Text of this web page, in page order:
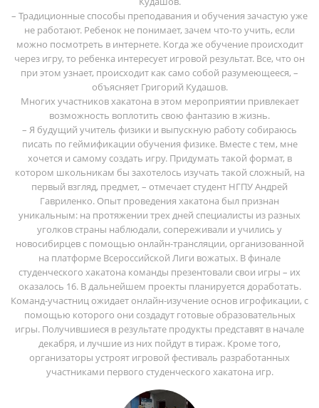
– Традиционные способы преподавания и обучения зачастую уже
не работают. Ребенок не понимает, зачем что-то учить, если
можно посмотреть в интернете. Когда же обучение происходит
через игру, то ребенка интересует игровой результат. Все, что он
при этом узнает, происходит как само собой разумеющееся, –
объясняет Григорий Кудашов.
Многих участников хакатона в этом мероприятии привлекает
возможность воплотить свою фантазию в жизнь.
– Я будущий учитель физики и выпускную работу собираюсь
писать по геймификации обучения физике. Вместе с тем, мне
хочется и самому создать игру. Придумать такой формат, в
котором школьникам бы захотелось изучать такой сложный, на
первый взгляд, предмет, – отмечает студент НГПУ Андрей
Гавриленко. Опыт проведения хакатона был признан
уникальным: на протяжении трех дней специалисты из разных
уголков страны наблюдали, сопереживали и учились у
новосибирцев с помощью онлайн-трансляции, организованной
на платформе Всероссийской Лиги вожатых. В финале
студенческого хакатона команды презентовали свои игры – их
оказалось 16. В дальнейшем проекты планируется доработать.
Команд-участниц ожидает онлайн-изучение основ игрофикации, с
помощью которого они создадут готовые образовательных
игры. Получившиеся в результате продукты представят в начале
декабря, и лучшие из них пойдут в тираж. Кроме того,
организаторы устроят игровой фестиваль разработанных
участниками первого студенческого хакатона игр.